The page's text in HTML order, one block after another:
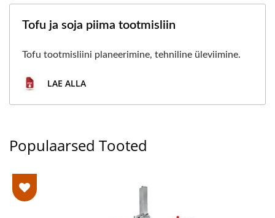
Tofu ja soja piima tootmisliin
Tofu tootmisliini planeerimine, tehniline üleviimine.
LAE ALLA
Populaarsed Tooted